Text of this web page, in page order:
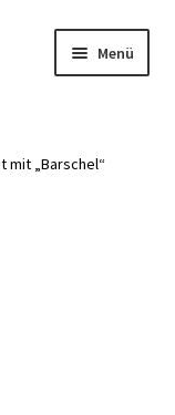
Menü
mit „Barschel“